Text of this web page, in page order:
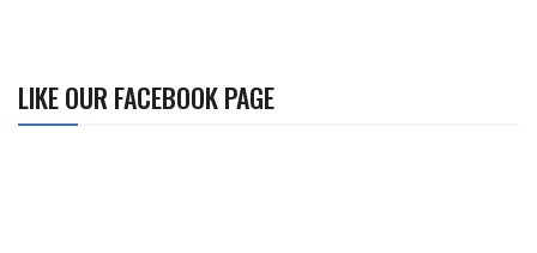
LIKE OUR FACEBOOK PAGE